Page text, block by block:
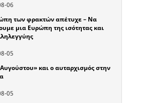
06
των φρακτών απέτυχε – Να
μια Ευρώπη της ισότητας και
05
και ο αυταρχισμός στην
05